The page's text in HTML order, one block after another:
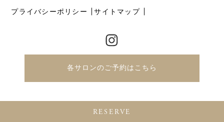
RESERVE
プライバシーポリシー サイトマップ
各サロンのご予約はこちら
Copyright 2021 Revol Co.,Ltd. All Right Reserved.